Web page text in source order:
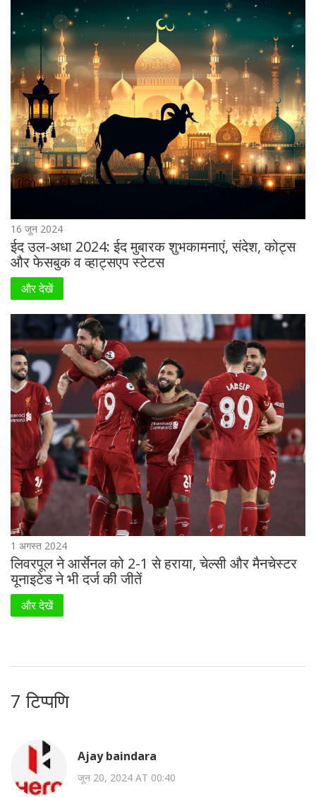
16 जून 2024
ईद उल-अधा 2024: ईद मुबारक शुभकामनाएं, संदेश, कोट्स
और फेसबुक व व्हाट्सएप स्टेटस
और देखें
1 अगस्त 2024
लिवरपूल ने आर्सेनल को 2-1 से हराया, चेल्सी और मैनचेस्टर
यूनाइटेड ने भी दर्ज की जीतें
और देखें
7 टिप्पणि
Ajay baindara
जून 20, 2024 AT 00:40